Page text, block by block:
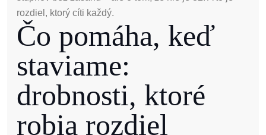
rozdiel, ktorý cíti každý.
Čo pomáha, keď
staviame:
drobnosti, ktoré
robia rozdiel